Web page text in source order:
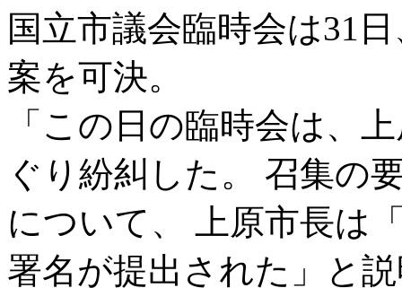
国立市議会臨時会は31
案を可決。
「この日の臨時会は、
ぐり紛糾した。 召集の
について、 上原市長は
署名が提出された」と